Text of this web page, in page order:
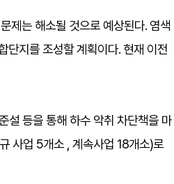
제는 해소될 것으로 예상된다. 염색
단지를 조성할 계획이다. 현재 이전
설 등을 통해 하수 악취 차단책을 마
사업 5개소 , 계속사업 18개소)로